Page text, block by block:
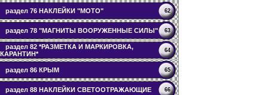
раздел 76 НАКЛЕЙКИ "МОТО" 62
раздел 78 "МАГНИТЫ ВООРУЖЕННЫЕ СИЛЫ" 63
раздел 82 *РАЗМЕТКА И МАРКИРОВКА,
КАРАНТИН*
64
раздел 86 КРЫМ 65
раздел 88 НАКЛЕЙКИ СВЕТООТРАЖАЮЩИЕ 66